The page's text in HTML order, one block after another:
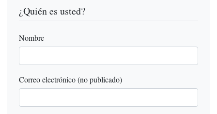
¿Quién es usted?
Nombre
Correo electrónico (no publicado)